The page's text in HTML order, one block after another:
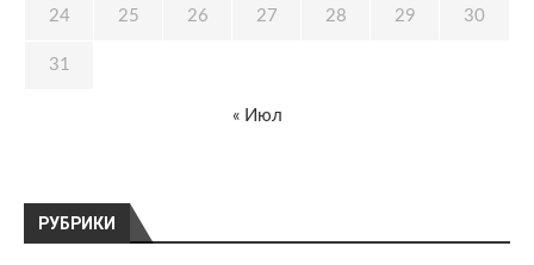
РУБРИКИ
24 25 26 27 28 29 30
31
« Июл